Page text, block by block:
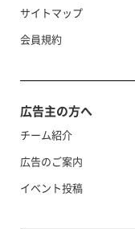
サイトマップ
会員規約
広告主の方へ
チーム紹介
広告のご案内
イベント投稿